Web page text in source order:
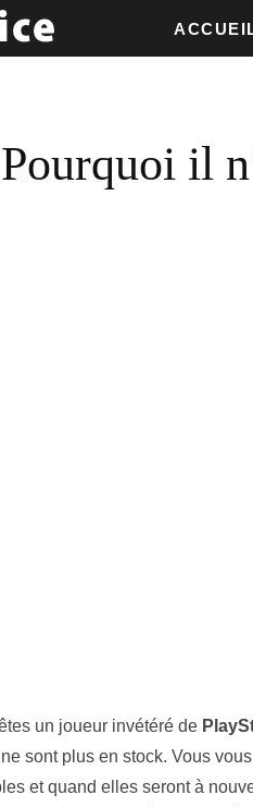
Pourquoi il
un joueur invétéré de
ne sont plus en stock. Vous
et quand elles seront à